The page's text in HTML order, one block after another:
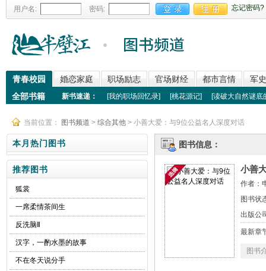
用户名: 密码: 忘记密码?
青春校园 婚恋家庭 职场励志 官场财经 都市言情
军
全部书籍
新书速递： [我的职场回忆录] [桃花源记] [读破大自然谜底
当前位置： 图书频道 > 综合其他 > 小善大爱：与9位公益名人深度对话
本月热门图书
推荐图书
狐裳
一席柔情茶间生
反洗脑Ⅱ
汉字，一酌水墨的故事
不在冬天说分手
图书信息：
小善
作者：
图书状
出版公
最新章
图书